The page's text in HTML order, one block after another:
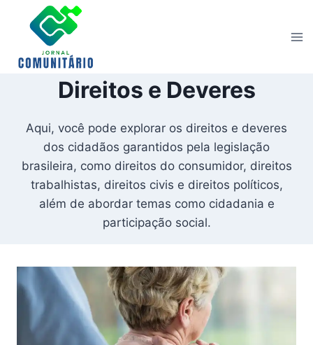
Direitos e Deveres
Aqui, você pode explorar os direitos e deveres
dos cidadãos garantidos pela legislação
brasileira, como direitos do consumidor, direitos
trabalhistas, direitos civis e direitos políticos,
além de abordar temas como cidadania e
participação social.